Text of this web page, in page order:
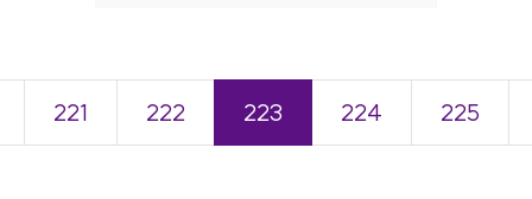
221 222 223 224 225